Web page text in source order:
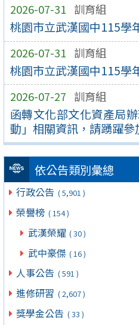
2026-07-31 訓育組
桃園市立武漢國中115學
2026-07-31 訓育組
桃園市立武漢國中115學
2026-07-27 訓育組
函轉文化部文化資產局
動」相關資訊，請踴躍參
依公告類別彙總
行政公告 ( 5,901 )
榮譽榜 ( 154 )
武漢榮耀 ( 30 )
武中豪傑 ( 16 )
人事公告 ( 591 )
進修研習 ( 2,607 )
獎學金公告 ( 33 )